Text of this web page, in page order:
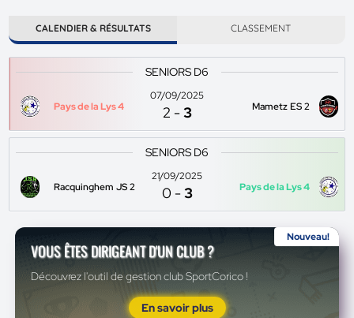
CALENDIER & RÉSULTATS CLASSEMENT
SENIORS D6
Pays de la Lys 4
07/09/2025
2 -3 Mametz ES 2
SENIORS D6
Racquinghem JS 2
21/09/2025
0 -3 Pays de la Lys 4
Nouveau!
VOUS ÊTES DIRIGEANT D'UN CLUB ?
Découvrez l'outil de gestion club SportCorico !
En savoir plus